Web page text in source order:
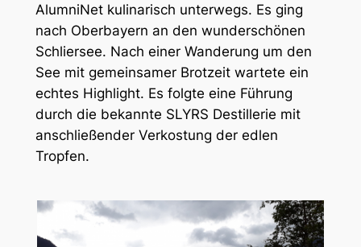
AlumniNet kulinarisch unterwegs. Es ging
nach Oberbayern an den wunderschönen
Schliersee. Nach einer Wanderung um den
See mit gemeinsamer Brotzeit wartete ein
echtes Highlight. Es folgte eine Führung
durch die bekannte SLYRS Destillerie mit
anschließender Verkostung der edlen
Tropfen.